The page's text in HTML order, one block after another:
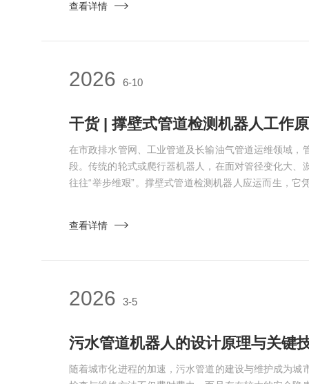
腔体自适应行走与高清内窥成像技术完成检测作业。整
查看详情
2026 6-10
在市政排水管网、工业管道及长输油气管道运维领域，
段。传统的轮式或爬行器机器人，在面对管径变化大、
往往“举步维艰”。撑壁式管道检测机器人应运而生，它
壁式机器人放弃了对“管底路面”的依赖。1.力学模型：
查看详情
2026 3-5
污水管道机器人的设计原理与关键
随着城市化进程的加速，污水管道的建设与维护成为城